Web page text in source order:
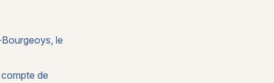
le
de